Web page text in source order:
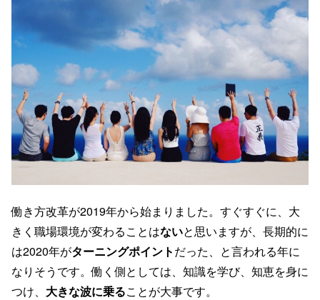
働き方改革が2019年から始まりました。すぐすぐに、大
きく職場環境が変わることはないと思いますが、長期的に
は2020年がターニングポイントだった、と言われる年に
なりそうです。働く側としては、知識を学び、知恵を身に
つけ、 大きな波に乗ることが大事です。